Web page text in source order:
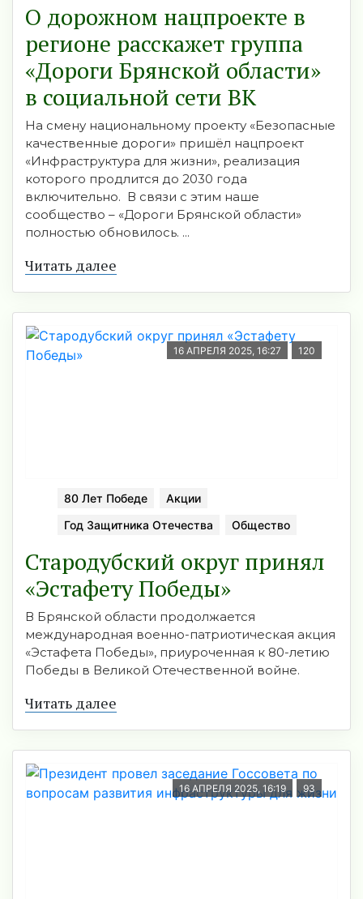
О дорожном нацпроекте в
регионе расскажет группа
«Дороги Брянской области»
в социальной сети ВК
На смену национальному проекту «Безопасные
качественные дороги» пришёл нацпроект
«Инфраструктура для жизни», реализация
которого продлится до 2030 года
включительно. В связи с этим наше
сообщество – «Дороги Брянской области»
полностью обновилось. ...
Читать далее
16 АПРЕЛЯ 2025, 16:27 120
80 Лет Победе
Акции
Год Защитника Отечества
Общество
Стародубский округ принял
«Эстафету Победы»
В Брянской области продолжается
международная военно-патриотическая акция
«Эстафета Победы», приуроченная к 80-летию
Победы в Великой Отечественной войне.
Читать далее
16 АПРЕЛЯ 2025, 16:19 93